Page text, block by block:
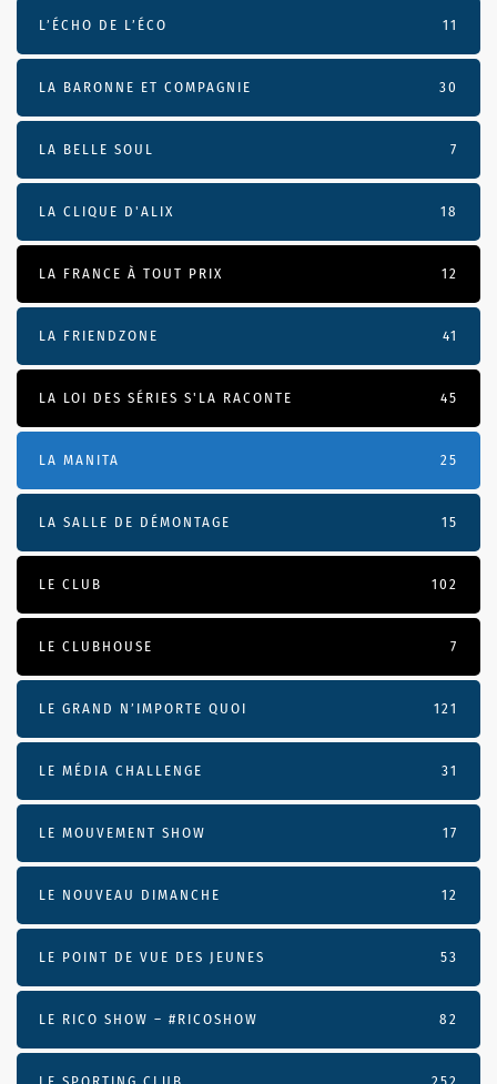
L’ÉCHO DE L’ÉCO 11
LA BARONNE ET COMPAGNIE 30
LA BELLE SOUL 7
LA CLIQUE D'ALIX 18
LA FRANCE À TOUT PRIX 12
LA FRIENDZONE 41
LA LOI DES SÉRIES S'LA RACONTE 45
LA MANITA 25
LA SALLE DE DÉMONTAGE 15
LE CLUB 102
LE CLUBHOUSE 7
LE GRAND N’IMPORTE QUOI 121
LE MÉDIA CHALLENGE 31
LE MOUVEMENT SHOW 17
LE NOUVEAU DIMANCHE 12
LE POINT DE VUE DES JEUNES 53
LE RICO SHOW – #RICOSHOW 82